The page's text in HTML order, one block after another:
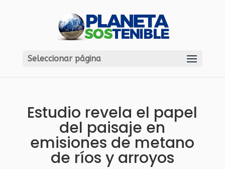
Seleccionar página
Estudio revela el papel
del paisaje en
emisiones de metano
de ríos y arroyos